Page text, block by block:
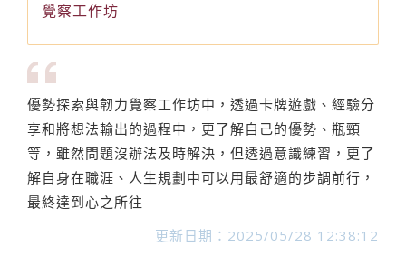
覺察工作坊
優勢探索與韌力覺察工作坊中，透過卡牌遊戲、經驗分
享和將想法輸出的過程中，更了解自己的優勢、瓶頸
等，雖然問題沒辦法及時解決，但透過意識練習，更了
解自身在職涯、人生規劃中可以用最舒適的步調前行，
最終達到心之所往
更新日期：2025/05/28 12:38:12